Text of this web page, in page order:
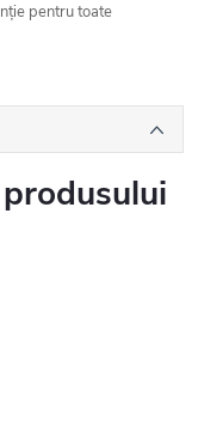
pentru toate